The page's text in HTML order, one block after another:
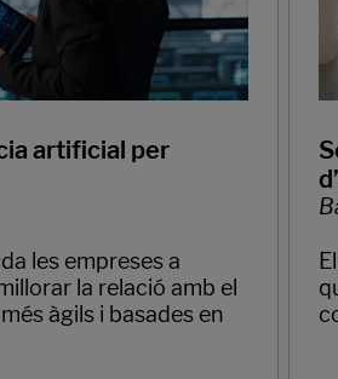
artificial per
les empreses a
la relació amb el
àgils i basades en